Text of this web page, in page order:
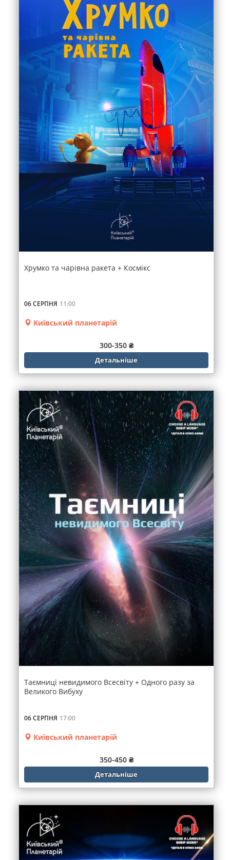
Хрумко та чарівна ракета + Космікс
06 СЕРПНЯ 11:00
Київський планетарій
300-350 ₴
Детальніше
Таємниці невидимого Всесвіту + Одного разу за
Великого Вибуху
06 СЕРПНЯ 17:00
Київський планетарій
350-450 ₴
Детальніше